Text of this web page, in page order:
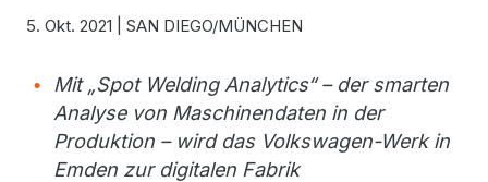
5. Okt. 2021 | SAN DIEGO/MÜNCHEN
Mit „Spot Welding Analytics“ – der smarten
Analyse von Maschinendaten in der
Produktion – wird das Volkswagen-Werk in
Emden zur digitalen Fabrik